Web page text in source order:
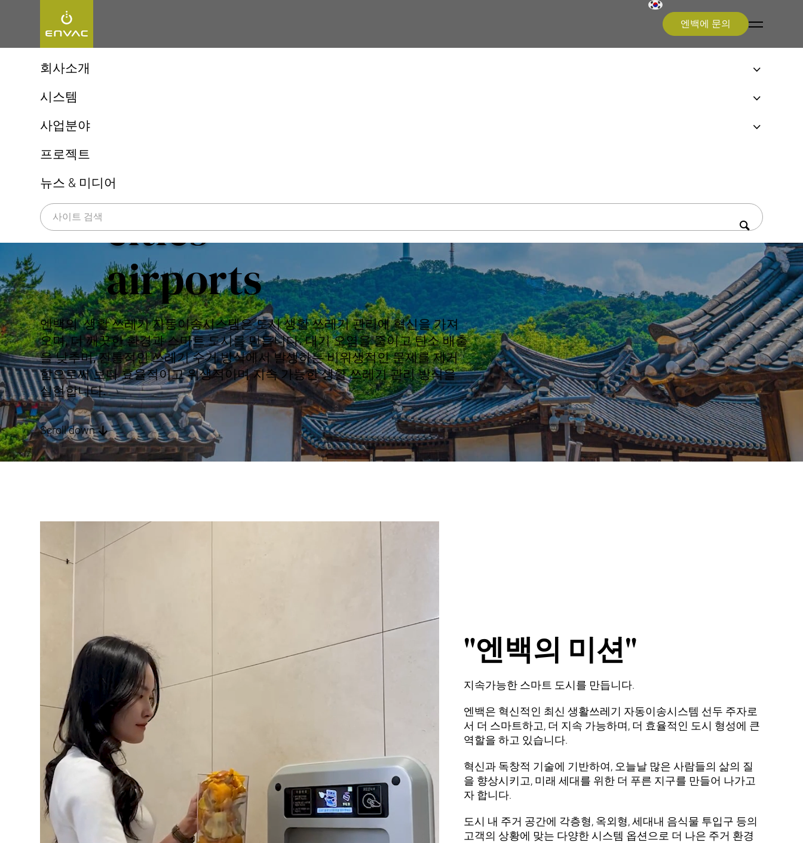
회사소개
엔백 ReFlow
엔백 UX 체험
시스템
상업용 키친시스템
의료 폐기물 시스템
사업분야
병원(Healthcare)
공항(Airports)
프로젝트
뉴스 & 미디어
엔백에 문의
Automated waste collection
forall environments
cities
airports
엔백의 생활 쓰레기 자동이송시스템은 도시 생활 쓰레기 관리에 혁신을 가져
오며, 더 깨끗한 환경과 스마트 도시를 만듭니다. 대기 오염을 줄이고 탄소 배출
을 낮추며, 전통적인 쓰레기 수거 방식에서 발생하는 비위생적인 문제를 제거
함으로써 보다 효율적이고 위생적이며 지속 가능한 생활 쓰레기 관리 방식을
실현합니다.
Scroll down
"엔백의 미션"
지속가능한 스마트 도시를 만듭니다.
엔백은 혁신적인 최신 생활쓰레기 자동이송시스템 선두 주자로
서 더 스마트하고, 더 지속 가능하며, 더 효율적인 도시 형성에 큰
역할을 하고 있습니다.
혁신과 독창적 기술에 기반하여, 오늘날 많은 사람들의 삶의 질
을 향상시키고, 미래 세대를 위한 더 푸른 지구를 만들어 나가고
자 합니다.
도시 내 주거 공간에 각층형, 옥외형,세대내 음식물 투입구 등의
고객의 상황에 맞는 다양한 시스템 옵션으로 더 나은 주거 환경